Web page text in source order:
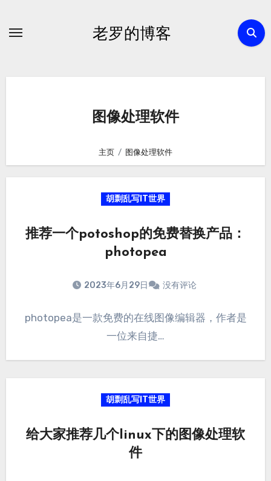
老罗的博客
图像处理软件
主页 图像处理软件
胡剽乱写IT世界
推荐一个potoshop的免费替换产品：
photopea
2023年6月29日 没有评论
photopea是一款免费的在线图像编辑器，作者是
一位来自捷…
胡剽乱写IT世界
给大家推荐几个linux下的图像处理软
件